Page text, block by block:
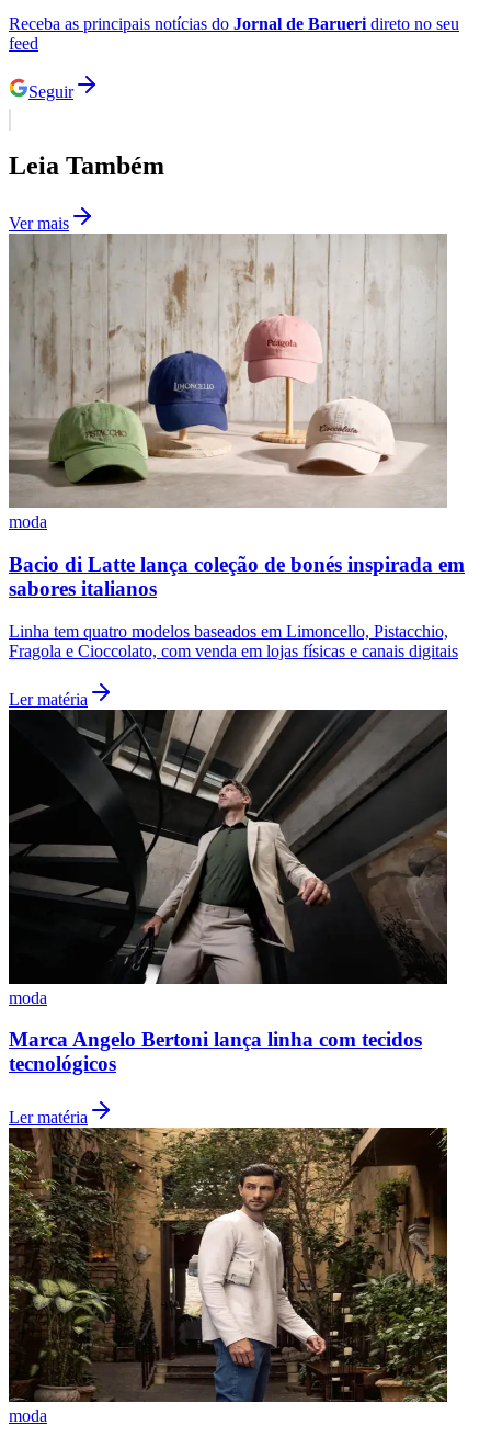
Santos
Flamengo
Fluminense
Receba as principais notícias do Jornal de Barueri direto no seu
feed
Seguir
Leia Também
Ver mais
moda
Bacio di Latte lança coleção de bonés inspirada em
sabores italianos
Linha tem quatro modelos baseados em Limoncello, Pistacchio,
Fragola e Cioccolato, com venda em lojas físicas e canais digitais
Ler matéria
moda
Marca Angelo Bertoni lança linha com tecidos
tecnológicos
Ler matéria
moda